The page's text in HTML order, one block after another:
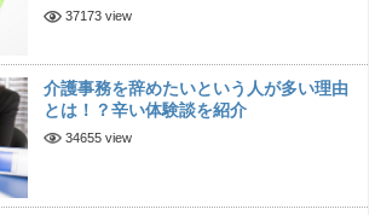
37173 view
介護事務を辞めたいという人が多い理由
とは！？辛い体験談を紹介
34655 view